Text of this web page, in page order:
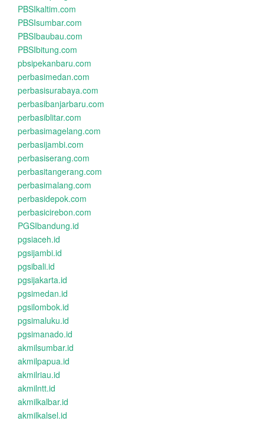
PBSIkaltim.com
PBSIsumbar.com
PBSIbaubau.com
PBSIbitung.com
pbsipekanbaru.com
perbasimedan.com
perbasisurabaya.com
perbasibanjarbaru.com
perbasiblitar.com
perbasimagelang.com
perbasijambi.com
perbasiserang.com
perbasitangerang.com
perbasimalang.com
perbasidepok.com
perbasicirebon.com
PGSIbandung.id
pgsiaceh.id
pgsijambi.id
pgsibali.id
pgsijakarta.id
pgsimedan.id
pgsilombok.id
pgsimaluku.id
pgsimanado.id
akmilsumbar.id
akmilpapua.id
akmilriau.id
akmilntt.id
akmilkalbar.id
akmilkalsel.id